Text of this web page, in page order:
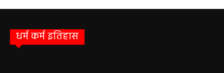
धर्म कर्म इतिहास